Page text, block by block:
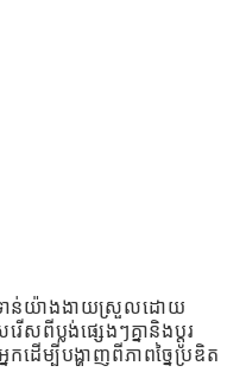
រាន់យ៉ាងងាយស្រួលដោយ
សពីប្លង់ផ្សេងៗគ្នានិងប្តូរ
ើម្បីបង្ហាញពីភាពច្នៃប្រឌិត